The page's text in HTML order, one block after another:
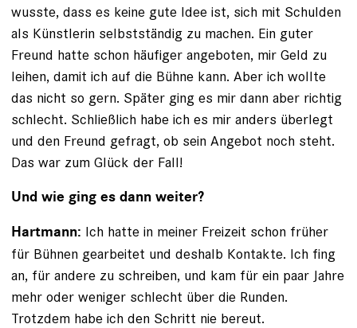
wusste, dass es keine gute Idee ist, sich mit Schulden
als Künstlerin selbstständig zu machen. Ein guter
Freund ­hatte schon häufiger angeboten, mir Geld zu
leihen, damit ich auf die Bühne kann. Aber ich wollte
das nicht so gern. Später ging es mir dann aber richtig
schlecht. Schließlich habe ich es mir anders überlegt
und den Freund gefragt, ob sein Angebot noch steht.
Das war zum Glück der Fall!
Und wie ging es dann weiter?
Hartmann: Ich hatte in meiner Freizeit schon früher
für Bühnen gearbeitet und deshalb Kontakte. Ich fing
an, für andere zu schreiben, und kam für ein paar Jahre
mehr oder weniger schlecht über die Runden.
Trotzdem habe ich den Schritt nie bereut.